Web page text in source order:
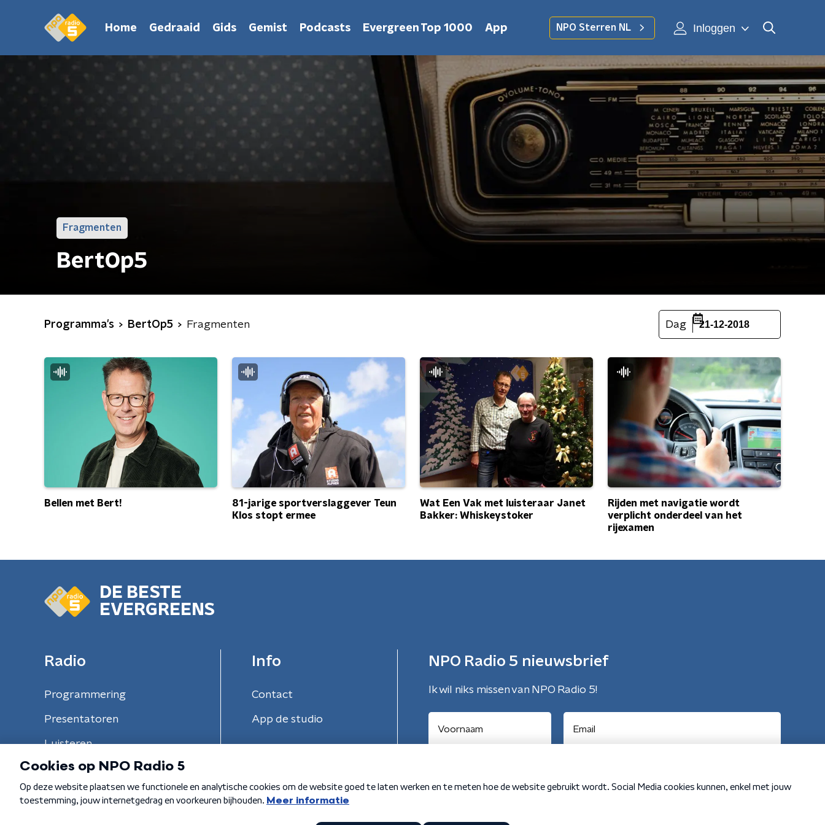
Home Gedraaid Gids Gemist Podcasts Evergreen Top 1000 App NPO Sterren NL Inloggen
Fragmenten
BertOp5
Programma's BertOp5 Fragmenten Dag 21-12-2018
Bellen met Bert!
81-jarige sportverslaggever Teun
Klos stopt ermee
Wat Een Vak met luisteraar Janet
Bakker: Whiskeystoker
Rijden met navigatie wordt
verplicht onderdeel van het
rijexamen
DE BESTE
EVERGREENS
Radio
Programmering
Presentatoren
Luisteren
Info
Contact
App de studio
NPO Radio 5 nieuwsbrief
Ik wil niks missen van NPO Radio 5!
Algemene voorwaarden Privacybeleid